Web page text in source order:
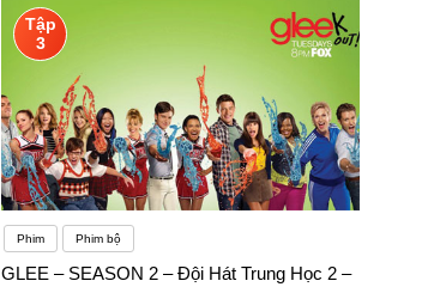
Tập
3
Phim Phim bộ
GLEE – SEASON 2 – Đội Hát Trung Học 2 –